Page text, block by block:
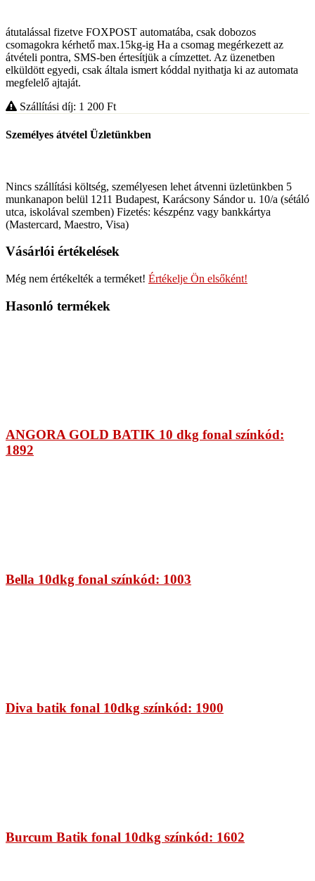
átutalással fizetve FOXPOST automatába, csak dobozos
csomagokra kérhető max.15kg-ig Ha a csomag megérkezett az
átvételi pontra, SMS-ben értesítjük a címzettet. Az üzenetben
elküldött egyedi, csak általa ismert kóddal nyithatja ki az automata
megfelelő ajtaját.
Szállítási díj: 1 200 Ft
Személyes átvétel Üzletünkben
Nincs szállítási költség, személyesen lehet átvenni üzletünkben 5
munkanapon belül 1211 Budapest, Karácsony Sándor u. 10/a (sétáló
utca, iskolával szemben) Fizetés: készpénz vagy bankkártya
(Mastercard, Maestro, Visa)
Vásárlói értékelések
Még nem értékelték a terméket! Értékelje Ön elsőként!
Hasonló termékek
ANGORA GOLD BATIK 10 dkg fonal színkód:
1892
Bella 10dkg fonal színkód: 1003
Diva batik fonal 10dkg színkód: 1900
Burcum Batik fonal 10dkg színkód: 1602